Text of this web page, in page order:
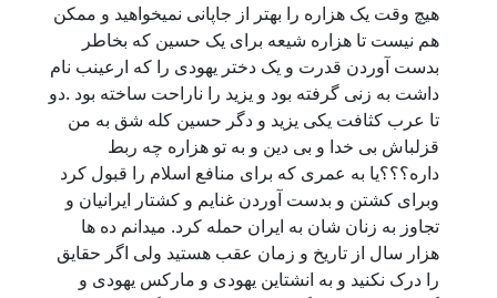
هیچ وقت یک هزاره را بهتر از جاپانی نمیخواهید و ممکن
هم نیست تا هزاره شیعه برای یک حسین که بخاطر
بدست آوردن قدرت و یک دختر یهودی را که ارعینب نام
داشت به زنی گرفته بود و یزید را ناراحت ساخته بود .دو
تا عرب کثافت یکی یزید و دگر حسین کله شق به من
قزلباش بی خدا و بی دین و به تو هزاره چه ربط
داره؟؟؟یا به عمری که برای منافع اسلام را قبول کرد
وبرای کشتن و بدست آوردن غنایم و کشتار ایرانیان و
تجاوز به زنان شان به ایران حمله کرد. میدانم ده ها
هزار سال از تاریخ و زمان عقب هستید ولی اگر حقایق
را درک نکنید و به انشتاین یهودی و مارکس یهودی و